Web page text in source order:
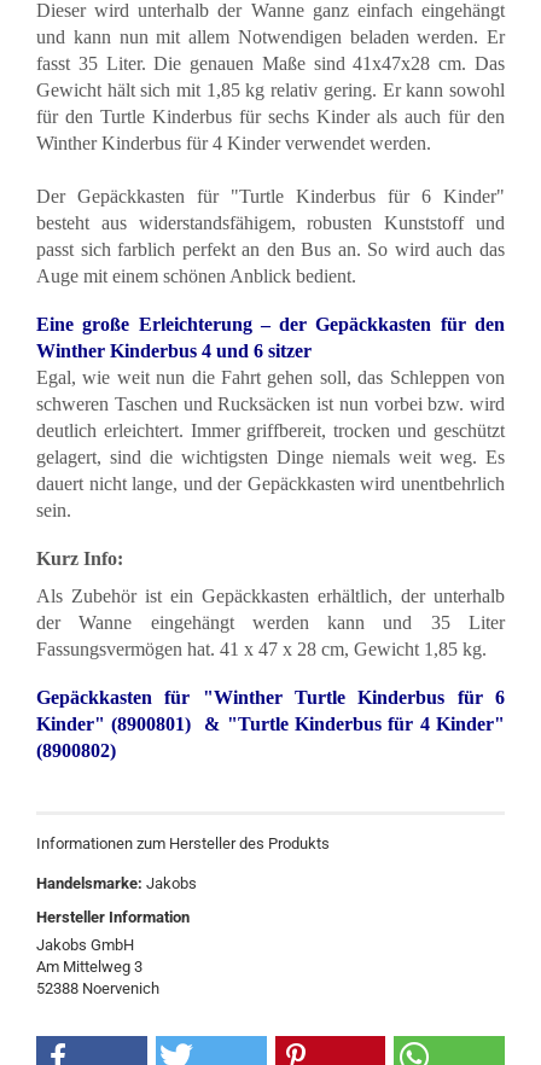
Dieser wird unterhalb der Wanne ganz einfach eingehängt
und kann nun mit allem Notwendigen beladen werden. Er
fasst 35 Liter. Die genauen Maße sind 41x47x28 cm. Das
Gewicht hält sich mit 1,85 kg relativ gering. Er kann sowohl
für den Turtle Kinderbus für sechs Kinder als auch für den
Winther Kinderbus für 4 Kinder verwendet werden.
Der Gepäckkasten für "Turtle Kinderbus für 6 Kinder"
besteht aus widerstandsfähigem, robusten Kunststoff und
passt sich farblich perfekt an den Bus an. So wird auch das
Auge mit einem schönen Anblick bedient.
Eine große Erleichterung – der Gepäckkasten für den
Winther Kinderbus 4 und 6 sitzer
Egal, wie weit nun die Fahrt gehen soll, das Schleppen von
schweren Taschen und Rucksäcken ist nun vorbei bzw. wird
deutlich erleichtert. Immer griffbereit, trocken und geschützt
gelagert, sind die wichtigsten Dinge niemals weit weg. Es
dauert nicht lange, und der Gepäckkasten wird unentbehrlich
sein.
Kurz Info:
Als Zubehör ist ein Gepäckkasten erhältlich, der unterhalb
der Wanne eingehängt werden kann und 35 Liter
Fassungsvermögen hat. 41 x 47 x 28 cm, Gewicht 1,85 kg.
Gepäckkasten für "Winther Turtle Kinderbus für 6
Kinder" (8900801) & "Turtle Kinderbus für 4 Kinder"
(8900802)
Informationen zum Hersteller des Produkts
Handelsmarke: Jakobs
Hersteller Information
Jakobs GmbH
Am Mittelweg 3
52388 Noervenich